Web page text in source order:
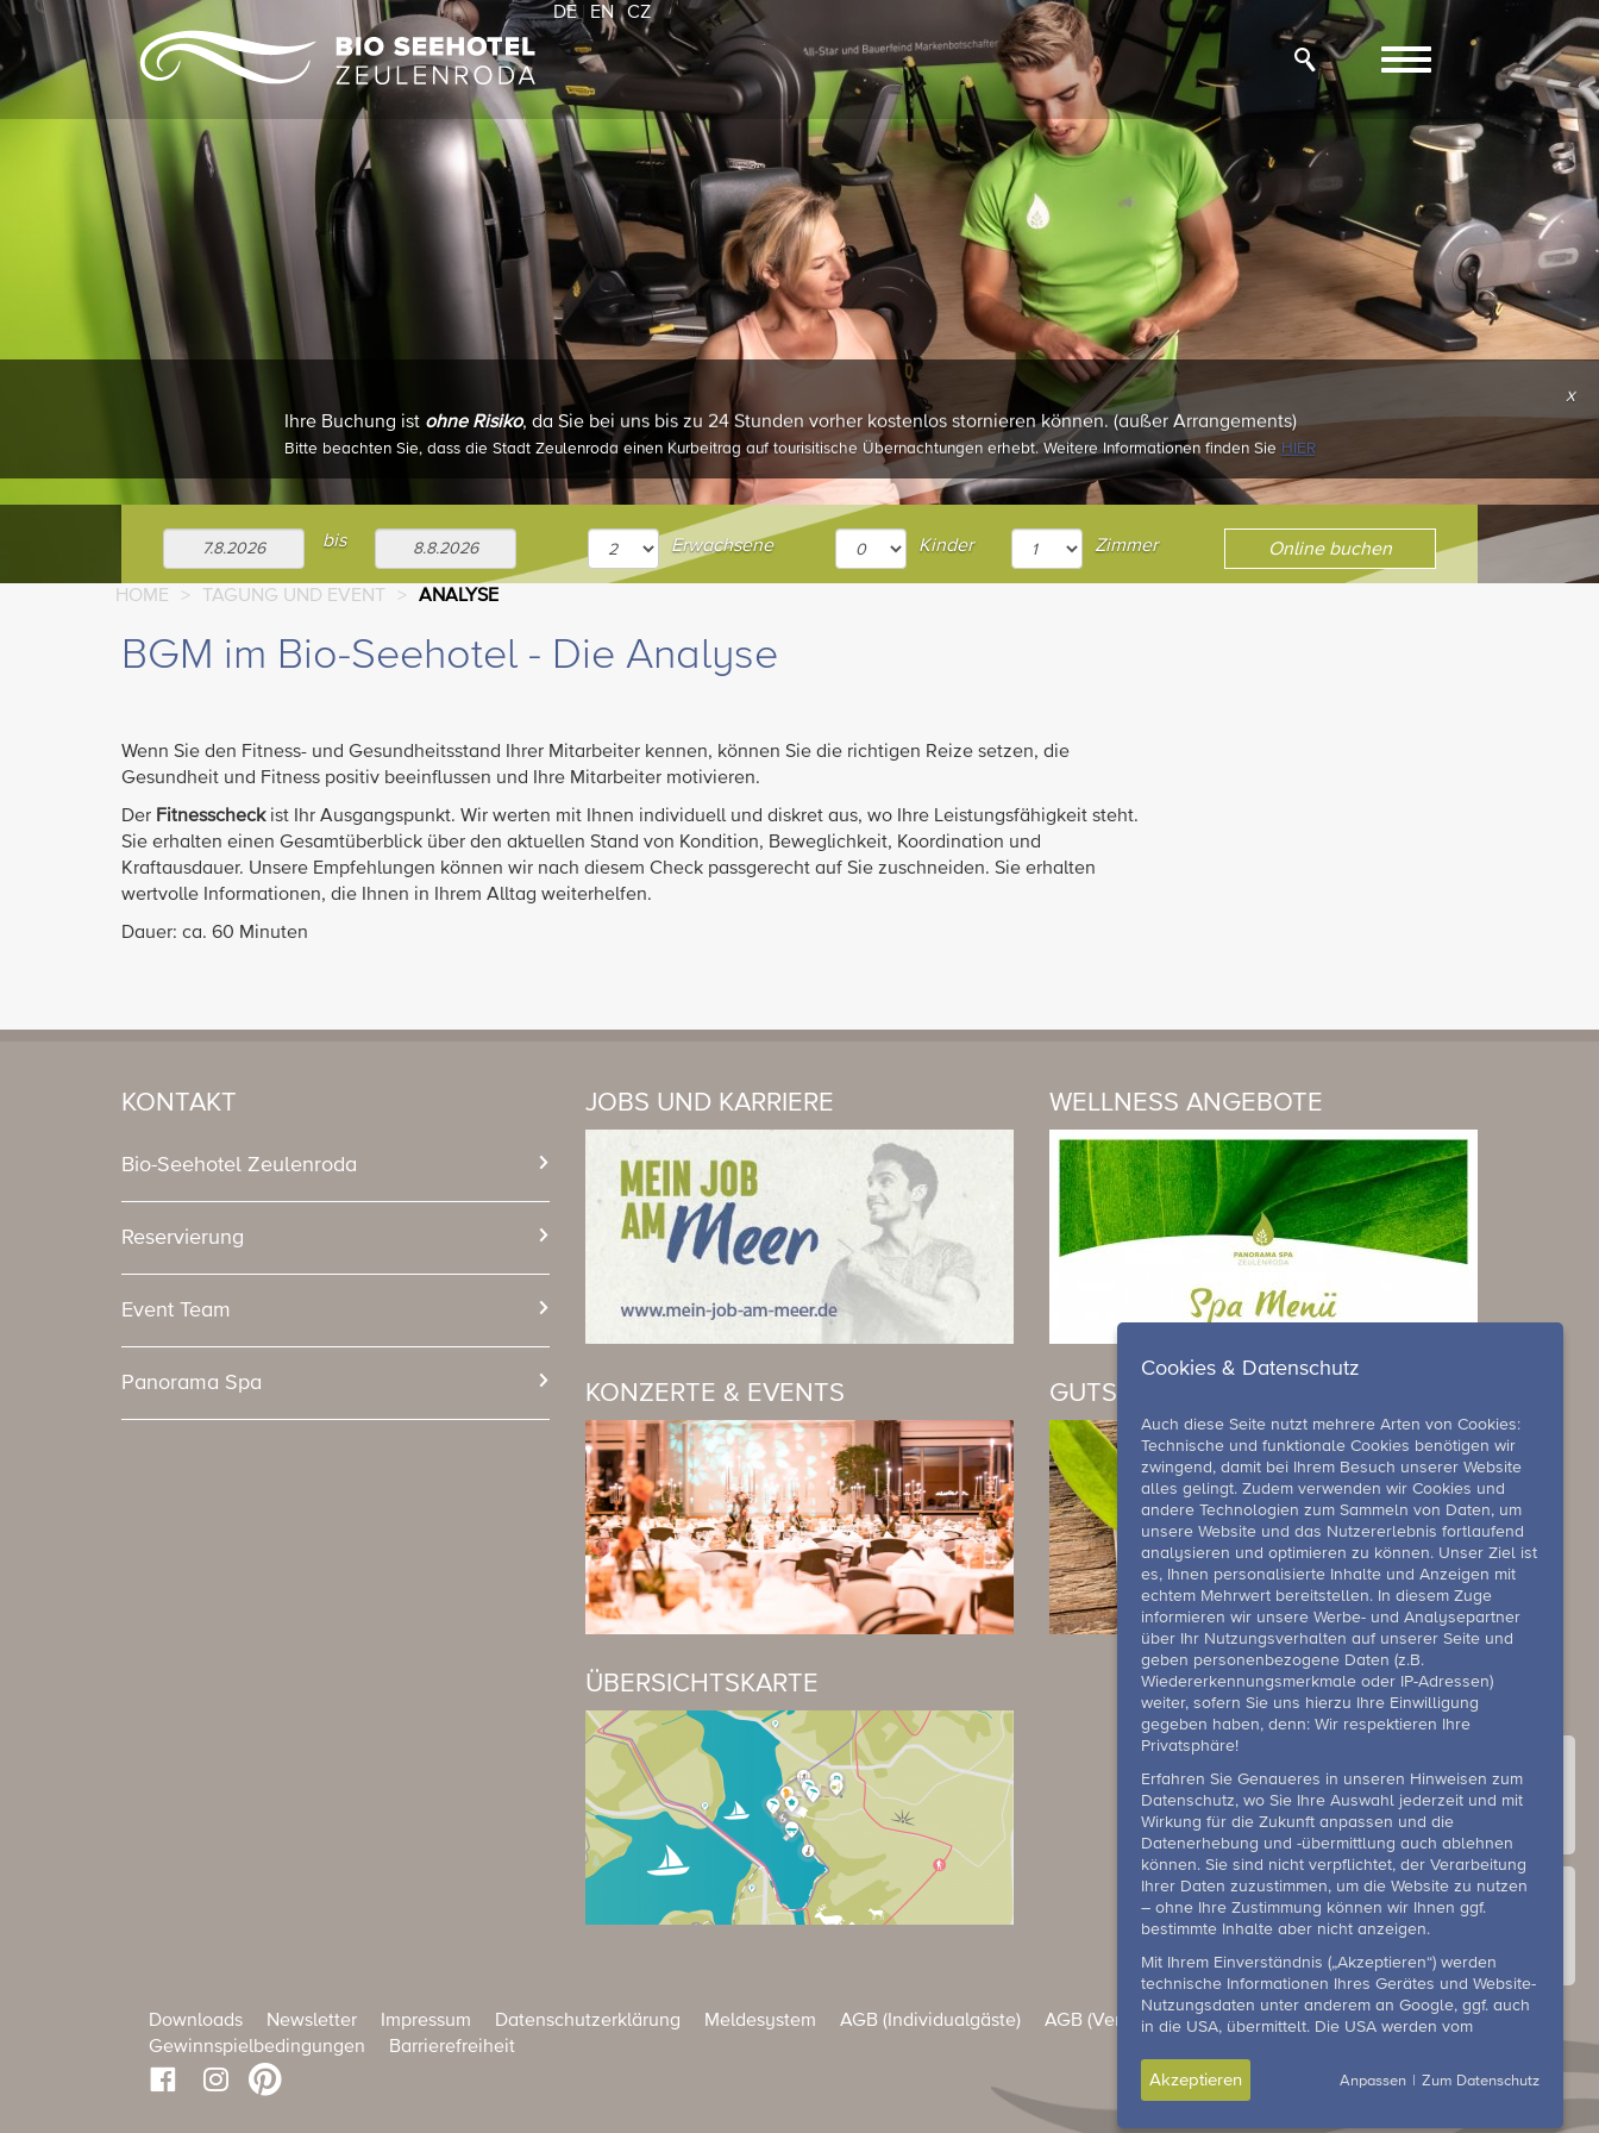
DE| EN |CZ
Toggle
x
Ihre Buchung ist ohne Risiko, da Sie bei uns bis zu 24 Stunden vorher kostenlos stornieren können. (außer Arrangements)
Bitte beachten Sie, dass die Stadt Zeulenroda einen Kurbeitrag auf tourisitische Übernachtungen erhebt. Weitere Informationen finden SieHIER
bis Erwachsene Kinder Zimmer Online buchen
HOME > TAGUNG UND EVENT > ANALYSE
BGM im Bio-Seehotel - Die Analyse
Wenn Sie den Fitness- und Gesundheitsstand Ihrer Mitarbeiter kennen, können Sie die richtigen Reize setzen, die
Gesundheit und Fitness positiv beeinflussen und Ihre Mitarbeiter motivieren.
Der Fitnesscheckist Ihr Ausgangspunkt. Wir werten mit Ihnen individuell und diskret aus, wo Ihre Leistungsfähigkeit steht.
Sie erhalten einen Gesamtüberblick über den aktuellen Stand von Kondition, Beweglichkeit, Koordination und
Kraftausdauer. Unsere Empfehlungen können wir nach diesem Check passgerecht auf Sie zuschneiden. Sie erhalten
wertvolle Informationen, die Ihnen in Ihrem Alltag weiterhelfen.
Dauer: ca. 60 Minuten
KONTAKT
Bio-Seehotel Zeulenroda
Reservierung
Event Team
Panorama Spa
JOBS UND KARRIERE
KONZERTE & EVENTS
ÜBERSICHTSKARTE
WELLNESS ANGEBOTE
GUTSCHEIN
Downloads Newsletter Impressum Datenschutzerklärung Meldesystem AGB (Individualgäste) AGB (Veranstaltungen & Events)
Hausordnung
Gewinnspielbedingungen
Barrierefreiheit
Galerie
Cookies & Datenschutz
Auch diese Seite nutzt mehrere Arten von Cookies:
Technische und funktionale Cookies benötigen wir
zwingend, damit bei Ihrem Besuch unserer Website
alles gelingt. Zudem verwenden wir Cookies und
andere Technologien zum Sammeln von Daten, um
unsere Website und das Nutzererlebnis fortlaufend
analysieren und optimieren zu können. Unser Ziel ist
es, Ihnen personalisierte Inhalte und Anzeigen mit
echtem Mehrwert bereitstellen. In diesem Zuge
informieren wir unsere Werbe- und Analysepartner
über Ihr Nutzungsverhalten auf unserer Seite und
geben personenbezogene Daten (z.B.
Wiedererkennungsmerkmale oder IP-Adressen)
weiter, sofern Sie uns hierzu Ihre Einwilligung
gegeben haben, denn: Wir respektieren Ihre
Privatsphäre!
Erfahren Sie Genaueres in unseren Hinweisen zum
Datenschutz, wo Sie Ihre Auswahl jederzeit und mit
Wirkung für die Zukunft anpassen und die
Datenerhebung und -übermittlung auch ablehnen
können. Sie sind nicht verpflichtet, der Verarbeitung
Ihrer Daten zuzustimmen, um die Website zu nutzen
– ohne Ihre Zustimmung können wir Ihnen ggf.
bestimmte Inhalte aber nicht anzeigen.
Mit Ihrem Einverständnis („Akzeptieren“) werden
technische Informationen Ihres Gerätes und Website-
Nutzungsdaten unter anderem an Google, ggf. auch
in die USA, übermittelt. Die USA werden vom
unzureichenden Datenschutzniveau eingeschätzt. Es
besteht insbesondere das Risiko, dass US-Behörden
Akzeptieren Anpassen Zum Datenschutz